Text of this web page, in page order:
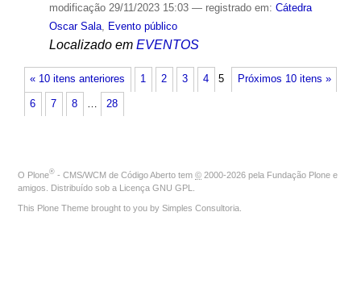
modificação29/11/2023 15:03 — registrado em: Cátedra
Oscar Sala, Evento público
Localizado em EVENTOS
« 10 itens anteriores Próximos 10 itens »
1 2 3 4 5
6 7 8 … 28
O Plone® - CMS/WCM de Código Aberto tem © 2000-2026 pela Fundação Plone e
amigos. Distribuído sob a Licença GNU GPL
This Plone Theme brought to you by Simples Consultoria